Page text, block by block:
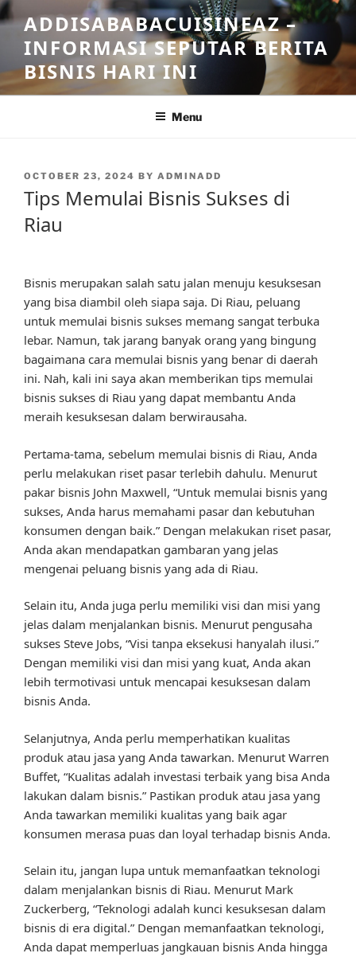
Skip
to
content
ADDISABABACUISINEAZ –
INFORMASI SEPUTAR BERITA
BISNIS HARI INI
Menu
POSTED
ON
OCTOBER 23, 2024 BY ADMINADD
Tips Memulai Bisnis Sukses di
Riau
Bisnis merupakan salah satu jalan menuju kesuksesan
yang bisa diambil oleh siapa saja. Di Riau, peluang
untuk memulai bisnis sukses memang sangat terbuka
lebar. Namun, tak jarang banyak orang yang bingung
bagaimana cara memulai bisnis yang benar di daerah
ini. Nah, kali ini saya akan memberikan tips memulai
bisnis sukses di Riau yang dapat membantu Anda
meraih kesuksesan dalam berwirausaha.
Pertama-tama, sebelum memulai bisnis di Riau, Anda
perlu melakukan riset pasar terlebih dahulu. Menurut
pakar bisnis John Maxwell, “Untuk memulai bisnis yang
sukses, Anda harus memahami pasar dan kebutuhan
konsumen dengan baik.” Dengan melakukan riset pasar,
Anda akan mendapatkan gambaran yang jelas
mengenai peluang bisnis yang ada di Riau.
Selain itu, Anda juga perlu memiliki visi dan misi yang
jelas dalam menjalankan bisnis. Menurut pengusaha
sukses Steve Jobs, “Visi tanpa eksekusi hanyalah ilusi.”
Dengan memiliki visi dan misi yang kuat, Anda akan
lebih termotivasi untuk mencapai kesuksesan dalam
bisnis Anda.
Selanjutnya, Anda perlu memperhatikan kualitas
produk atau jasa yang Anda tawarkan. Menurut Warren
Buffet, “Kualitas adalah investasi terbaik yang bisa Anda
lakukan dalam bisnis.” Pastikan produk atau jasa yang
Anda tawarkan memiliki kualitas yang baik agar
konsumen merasa puas dan loyal terhadap bisnis Anda.
Selain itu, jangan lupa untuk memanfaatkan teknologi
dalam menjalankan bisnis di Riau. Menurut Mark
Zuckerberg, “Teknologi adalah kunci kesuksesan dalam
bisnis di era digital.” Dengan memanfaatkan teknologi,
Anda dapat memperluas jangkauan bisnis Anda hingga